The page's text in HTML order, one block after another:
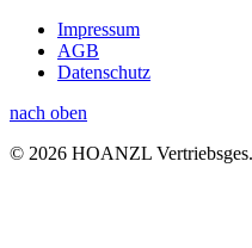
Impressum
AGB
Datenschutz
nach oben
© 2026 HOANZL